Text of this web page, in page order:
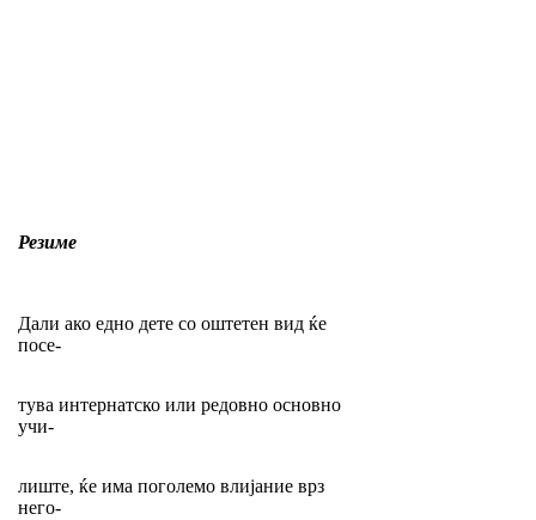
Резиме
Дали ако едно дете со оштетен вид ќе
посе-
тува интернатско или редовно основно
учи-
лиште, ќе има поголемо влијание врз
него-